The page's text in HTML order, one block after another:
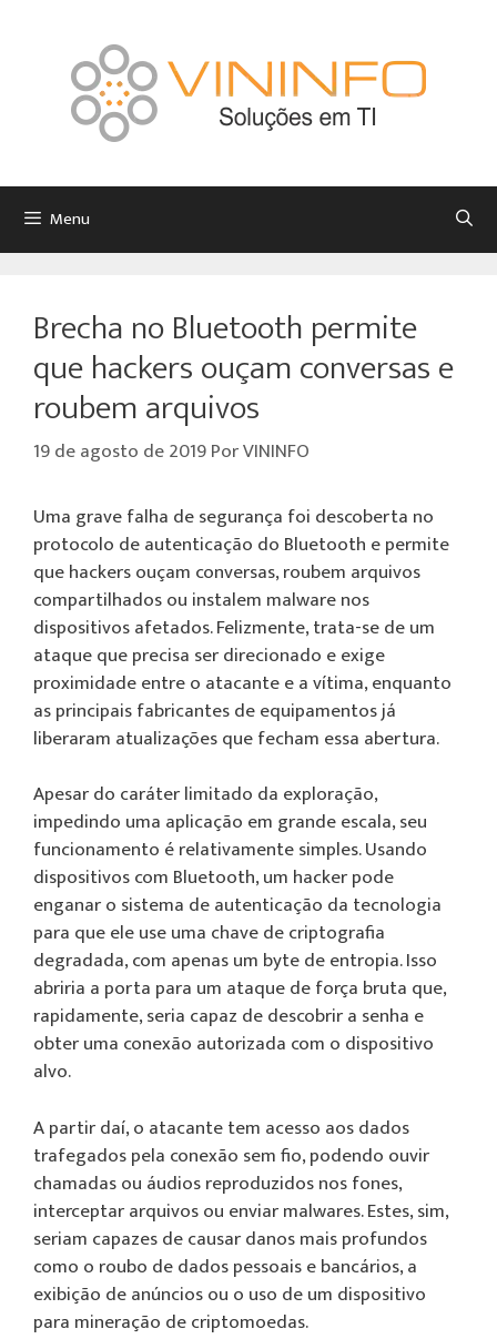
Menu
Brecha no Bluetooth permite
que hackers ouçam conversas e
roubem arquivos
19 de agosto de 2019PorVININFO
Uma grave falha de segurança foi descoberta no
protocolo de autenticação do Bluetooth e permite
que hackers ouçam conversas, roubem arquivos
compartilhados ou instalem malware nos
dispositivos afetados. Felizmente, trata-se de um
ataque que precisa ser direcionado e exige
proximidade entre o atacante e a vítima, enquanto
as principais fabricantes de equipamentos já
liberaram atualizações que fecham essa abertura.
Apesar do caráter limitado da exploração,
impedindo uma aplicação em grande escala, seu
funcionamento é relativamente simples. Usando
dispositivos com Bluetooth, um hacker pode
enganar o sistema de autenticação da tecnologia
para que ele use uma chave de criptografia
degradada, com apenas um byte de entropia. Isso
abriria a porta para um ataque de força bruta que,
rapidamente, seria capaz de descobrir a senha e
obter uma conexão autorizada com o dispositivo
alvo.
A partir daí, o atacante tem acesso aos dados
trafegados pela conexão sem fio, podendo ouvir
chamadas ou áudios reproduzidos nos fones,
interceptar arquivos ou enviar malwares. Estes, sim,
seriam capazes de causar danos mais profundos
como o roubo de dados pessoais e bancários, a
exibição de anúncios ou o uso de um dispositivo
para mineração de criptomoedas.